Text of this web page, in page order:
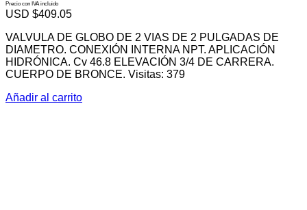
Precio con IVA incluido
USD $409.05
VALVULA DE GLOBO DE 2 VIAS DE 2 PULGADAS DE
DIAMETRO. CONEXIÓN INTERNA NPT. APLICACIÓN
HIDRÓNICA. Cv 46.8 ELEVACIÓN 3/4 DE CARRERA.
CUERPO DE BRONCE. Visitas: 379
Añadir al carrito